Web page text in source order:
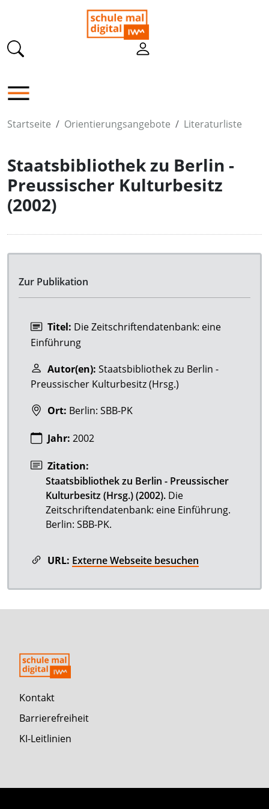
Startseite Orientierungsangebote Literaturliste
Staatsbibliothek zu Berlin -
Preussischer Kulturbesitz
(2002)
Zur Publikation
Titel: Die Zeitschriftendatenbank: eine
Einführung
Autor(en): Staatsbibliothek zu Berlin -
Preussischer Kulturbesitz (Hrsg.)
Ort: Berlin: SBB-PK
Jahr: 2002
Zitation:
Staatsbibliothek zu Berlin - Preussischer
Kulturbesitz (Hrsg.) (2002). Die
Zeitschriftendatenbank: eine Einführung.
Berlin: SBB-PK.
URL: Externe Webseite besuchen
Kontakt
Barrierefreiheit
KI-Leitlinien